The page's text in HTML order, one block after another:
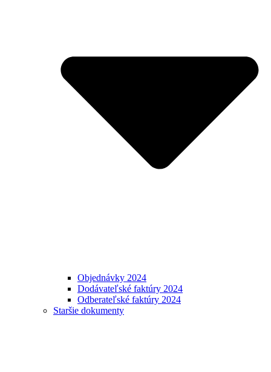
Objednávky 2024
Dodávateľské faktúry 2024
Odberateľské faktúry 2024
Staršie dokumenty